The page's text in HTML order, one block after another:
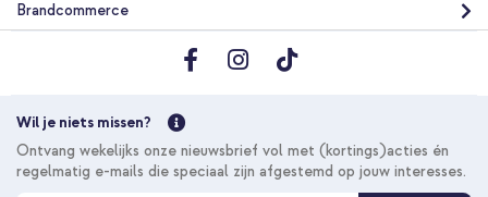
Brandcommerce
Wil je niets missen?
Ontvang wekelijks onze nieuwsbrief vol met (kortings)acties én
regelmatig e-mails die speciaal zijn afgestemd op jouw interesses.